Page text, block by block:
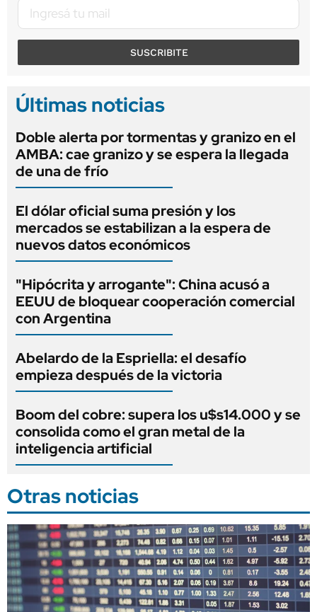
SUSCRIBITE
Últimas noticias
Doble alerta por tormentas y granizo en el
AMBA: cae granizo y se espera la llegada
de una de frío
El dólar oficial suma presión y los
mercados se estabilizan a la espera de
nuevos datos económicos
"Hipócrita y arrogante": China acusó a
EEUU de bloquear cooperación comercial
con Argentina
Abelardo de la Espriella: el desafío
empieza después de la victoria
Boom del cobre: supera los u$s14.000 y se
consolida como el gran metal de la
inteligencia artificial
Otras noticias